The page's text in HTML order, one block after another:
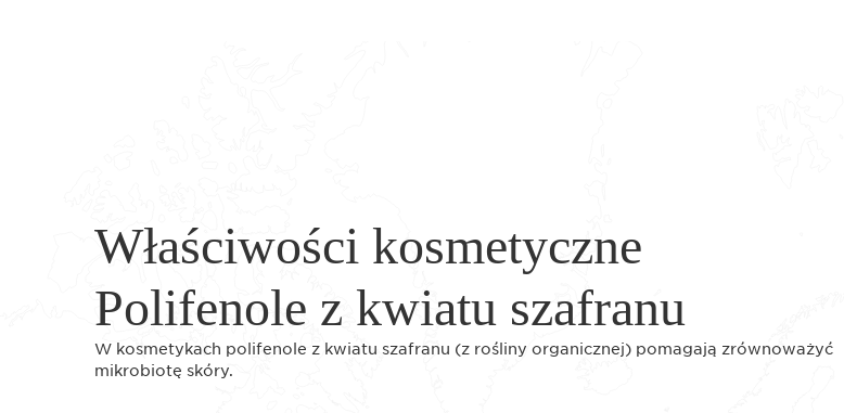
Właściwości kosmetyczne
Polifenole z kwiatu szafranu
W kosmetykach polifenole z kwiatu szafranu (z rośliny organicznej) pomagają zrównoważyć
mikrobiotę skóry.